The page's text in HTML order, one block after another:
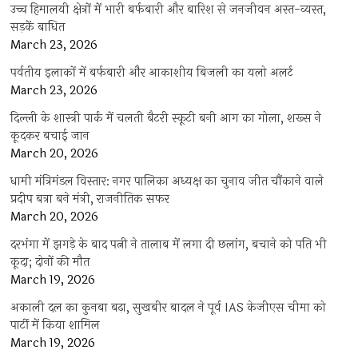
उच्च हिमालयी क्षेत्रों में भारी बर्फबारी और बारिश से जनजीवन अस्त-व्यस्त,
सड़कें बाधित
March 23, 2026
पर्वतीय इलाकों में बर्फबारी और आकाशीय बिजली का यलो अलर्ट
March 23, 2026
दिल्ली के शास्त्री पार्क में चलती बैटरी स्कूटी बनी आग का गोला, शख्स ने
कूदकर बचाई जान
March 20, 2026
धामी मंत्रिमंडल विस्तार: नगर पालिका अध्यक्ष का चुनाव जीत चौंकाने वाले
प्रदीप बत्रा बने मंत्री, राजनीतिक सफर
March 20, 2026
दरभंगा में झगड़े के बाद पत्नी ने तालाब में लगा दी छलांग, बचाने को पति भी
कूदा; दोनों की मौत
March 19, 2026
अकाली दल का कुनबा बढ़ा, सुखबीर बादल ने पूर्व IAS केजीएस चीमा को
पार्टी में किया शामिल
March 19, 2026